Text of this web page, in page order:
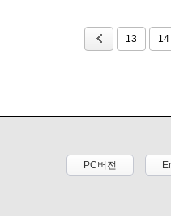
13 14
PC버전